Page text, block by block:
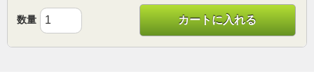
数量 カートに入れる